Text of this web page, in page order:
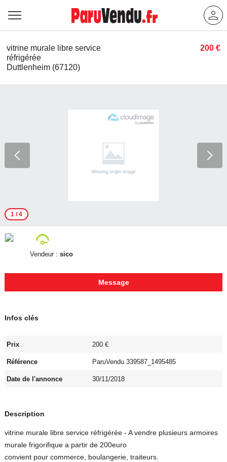
vitrine murale libre service
réfrigérée
Duttlenheim (67120)
200 €
1/ 4
Vendeur : sico
Message
Infos clés
Prix 200 €
Référence ParuVendu 339587_1495485
Date de l'annonce 30/11/2018
Description
vitrine murale libre service réfrigérée - A vendre plusieurs armoires
murale frigorifique a partir de 200euro
convient pour commerce, boulangerie, traiteurs.